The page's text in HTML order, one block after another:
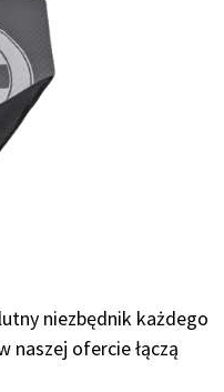
niezbędnik każdego
ofercie łączą